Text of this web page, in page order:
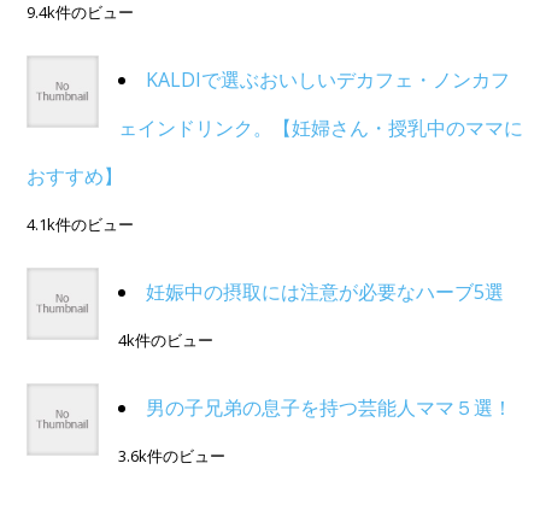
9.4k件のビュー
KALDIで選ぶおいしいデカフェ・ノンカフ
ェインドリンク。【妊婦さん・授乳中のママに
おすすめ】
4.1k件のビュー
妊娠中の摂取には注意が必要なハーブ5選
4k件のビュー
男の子兄弟の息子を持つ芸能人ママ５選！
3.6k件のビュー